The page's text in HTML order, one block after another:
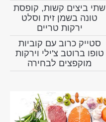
שתי ביצים קשות, קופסת
טונה בשמן זית וסלט
ירקות טריים
סטייק כרוב עם קוביות
טופו ברוטב צ'ילי וירקות
מוקפצים לבחירה